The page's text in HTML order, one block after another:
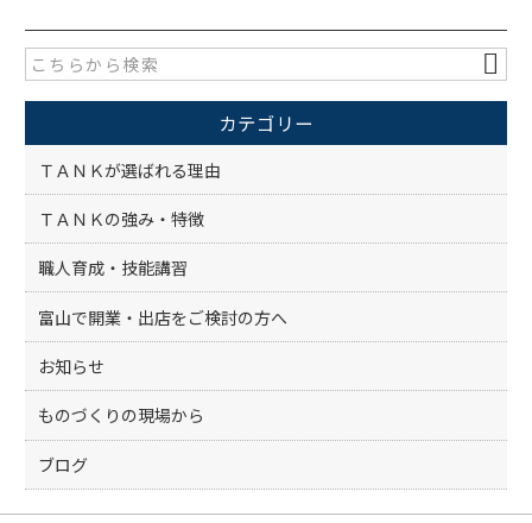
e
b
o
o
k
er
カテゴリー
ＴＡＮＫが選ばれる理由
ＴＡＮＫの強み・特徴
職人育成・技能講習
富山で開業・出店をご検討の方へ
お知らせ
ものづくりの現場から
ブログ